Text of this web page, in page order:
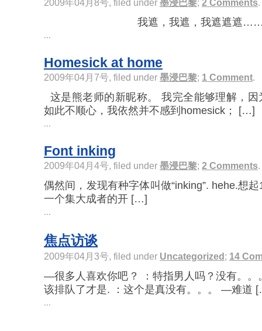
2009年04月8号, filed under 墨浸巴黎; 2 Comments.
我遮，我遮，我遮遮遮
Homesick at home
2009年04月7号, filed under 墨浸巴黎; 1 Comment.
这是熊老师的新昵称。 我完全能够理解，
如此不顺心，我依然并不感到homesick； […]
Font inking
2009年04月4号, filed under 墨浸巴黎; 2 Comments.
偶然间，发现有种字体叫做“inking”. hehe.想
一个集大成者的开 […]
焦点访谈
2009年04月3号, filed under Uncategorized ; 14
—很多人喜欢你吧？ ：特指男人吗？没有。
该排队了才是. ：这个是真没有。。。 —难道